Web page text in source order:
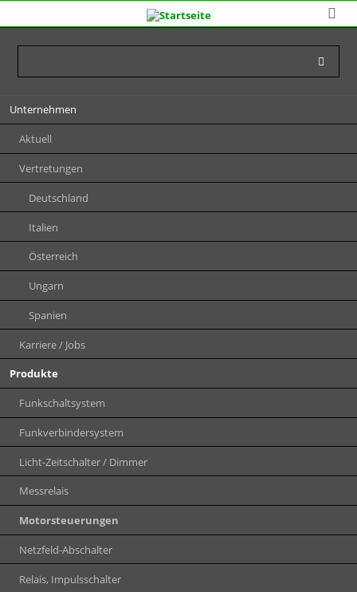
Navigation
überspringen
Unternehmen
Aktuell
Vertretungen
Deutschland
Italien
Österreich
Ungarn
Spanien
Karriere / Jobs
Produkte
Funkschaltsystem
Funkverbindersystem
Licht-Zeitschalter / Dimmer
Messrelais
Motorsteuerungen
Netzfeld-Abschalter
Relais, Impulsschalter